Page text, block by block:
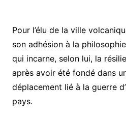
Pour l’élu de la ville
son adhésion à la
qui incarne, selon lui, la
après avoir été fondé dans
déplacement lié à la guerre
pays.